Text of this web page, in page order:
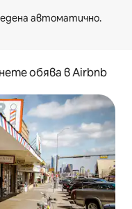
обява в Airbnb